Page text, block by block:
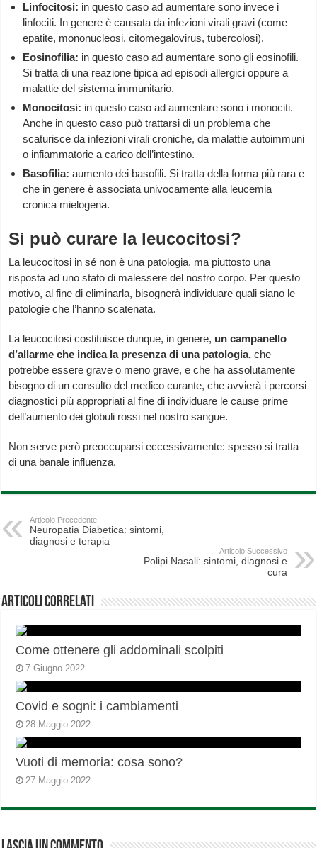
Linfocitosi: in questo caso ad aumentare sono invece i
linfociti. In genere è causata da infezioni virali gravi (come
epatite, mononucleosi, citomegalovirus, tubercolosi).
Eosinofilia: in questo caso ad aumentare sono gli eosinofili.
Si tratta di una reazione tipica ad episodi allergici oppure a
malattie del sistema immunitario.
Monocitosi: in questo caso ad aumentare sono i monociti.
Anche in questo caso può trattarsi di un problema che
scaturisce da infezioni virali croniche, da malattie autoimmuni
o infiammatorie a carico dell’intestino.
Basofilia: aumento dei basofili. Si tratta della forma più rara e
che in genere è associata univocamente alla leucemia
cronica mielogena.
Si può curare la leucocitosi?
La leucocitosi in sé non è una patologia, ma piuttosto una
risposta ad uno stato di malessere del nostro corpo. Per questo
motivo, al fine di eliminarla, bisognerà individuare quali siano le
patologie che l’hanno scatenata.
La leucocitosi costituisce dunque, in genere, un campanello
d’allarme che indica la presenza di una patologia, che
potrebbe essere grave o meno grave, e che ha assolutamente
bisogno di un consulto del medico curante, che avvierà i percorsi
diagnostici più appropriati al fine di individuare le cause prime
dell’aumento dei globuli rossi nel nostro sangue.
Non serve però preoccuparsi eccessivamente: spesso si tratta
di una banale influenza.
Articolo Precedente
Neuropatia Diabetica: sintomi,
diagnosi e terapia
Articolo Successivo
Polipi Nasali: sintomi, diagnosi e
cura
Articoli correlati
Come ottenere gli addominali scolpiti
7 Giugno 2022
Covid e sogni: i cambiamenti
28 Maggio 2022
Vuoti di memoria: cosa sono?
27 Maggio 2022